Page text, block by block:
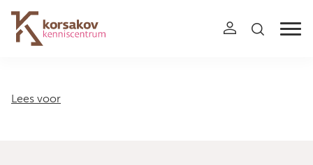
Navigation
Lees voor